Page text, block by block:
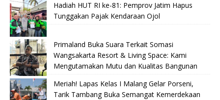
Hadiah HUT RI ke-81: Pemprov Jatim Hapus
Tunggakan Pajak Kendaraan Ojol
Primaland Buka Suara Terkait Somasi
Wangsakarta Resort & Living Space: Kami
Mengutamakan Mutu dan Kualitas Bangunan
Meriah! Lapas Kelas I Malang Gelar Porseni,
Tarik Tambang Buka Semangat Kemerdekaan